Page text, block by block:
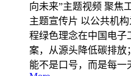
向未来”主题视频 聚焦
主题宣传片 以公共机
程绿色理念在中国电子
案，从源头降低碳排放
能不是口号，而是每一